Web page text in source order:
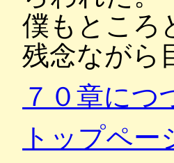
僕もところ
残念ながら
７０章につ
トップペー